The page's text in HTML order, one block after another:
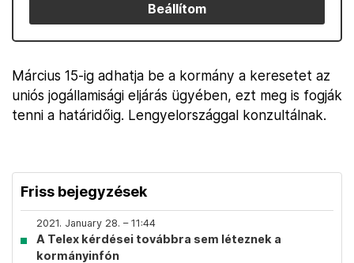
Beállítom
Március 15-ig adhatja be a kormány a keresetet az
uniós jogállamisági eljárás ügyében, ezt meg is fogják
tenni a határidőig. Lengyelországgal konzultálnak.
Friss bejegyzések
2021. January 28. – 11:44
A Telex kérdései továbbra sem léteznek a
kormányinfón